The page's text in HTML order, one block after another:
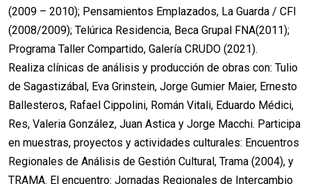
(2009 – 2010); Pensamientos Emplazados, La Guarda / CFI
(2008/2009); Telúrica Residencia, Beca Grupal FNA(2011);
Programa Taller Compartido, Galería CRUDO (2021).
Realiza clínicas de análisis y producción de obras con: Tulio
de Sagastizábal, Eva Grinstein, Jorge Gumier Maier, Ernesto
Ballesteros, Rafael Cippolini, Román Vitali, Eduardo Médici,
Res, Valeria González, Juan Astica y Jorge Macchi. Participa
en muestras, proyectos y actividades culturales: Encuentros
Regionales de Análisis de Gestión Cultural, Trama (2004), y
TRAMA. El encuentro: Jornadas Regionales de Intercambio